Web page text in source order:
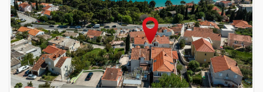
Previous Next